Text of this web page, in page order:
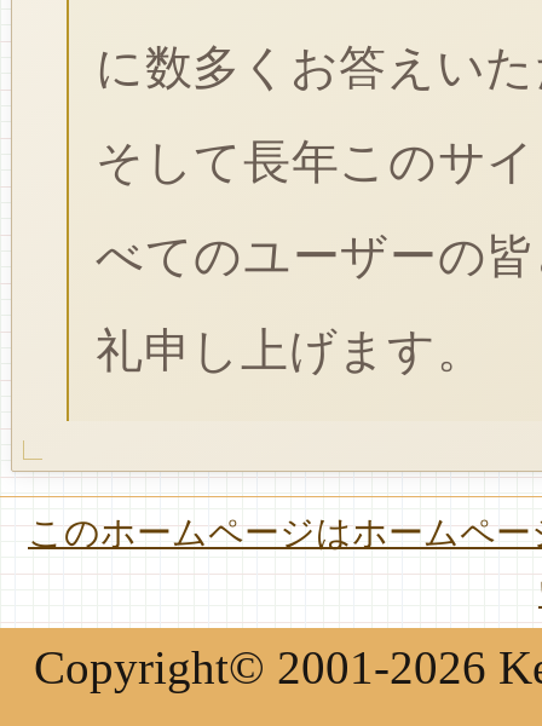
に数多くお答えい
そして長年このサ
べてのユーザーの
礼申し上げます。
このホームページはホームペ
Copyright© 2001-2026